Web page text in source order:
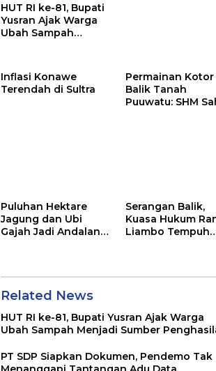
HUT RI ke-81, Bupati
Yusran Ajak Warga
Ubah Sampah
Inflasi Konawe
Terendah di Sultra
Permainan Kotor
Balik Tanah
Puuwatu: SHM
Puluhan Hektare
Jagung dan Ubi
Gajah Jadi Andalan
Serangan Balik,
Kuasa Hukum
Liambo Tempuh
Related News
HUT RI ke-81, Bupati Yusran Ajak Warga
Ubah Sampah Menjadi Sumber
PT SDP Siapkan Dokumen, Pendemo Tak